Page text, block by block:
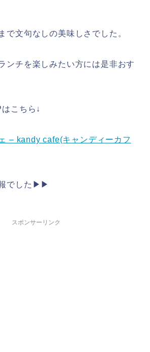
で文句なしの美味しさでした。
ンチを楽しみたい方には是非おす
こちら↓
– kandy cafe(キャンディーカフ
でした▶︎▶︎
スポンサーリンク